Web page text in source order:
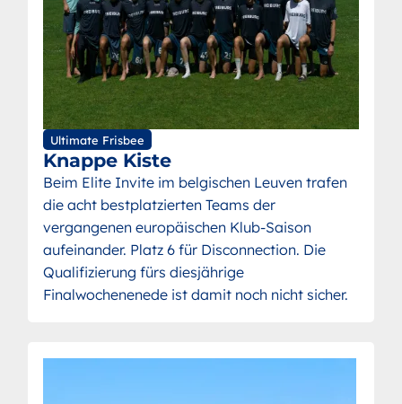
Ultimate Frisbee
Knappe Kiste
Beim Elite Invite im belgischen Leuven trafen
die acht bestplatzierten Teams der
vergangenen europäischen Klub-Saison
aufeinander. Platz 6 für Disconnection. Die
Qualifizierung fürs diesjährige
Finalwochenenede ist damit noch nicht sicher.